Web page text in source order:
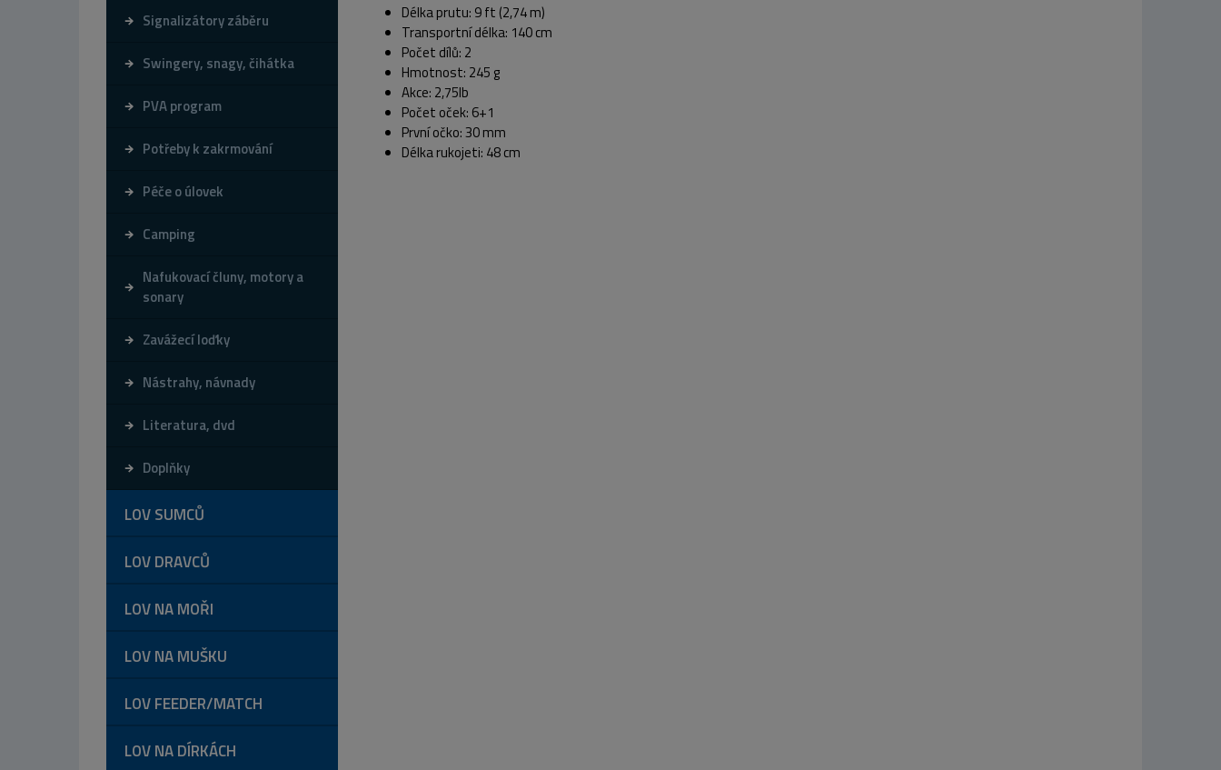
Signalizátory záběru
Swingery, snagy, čihátka
PVA program
Potřeby k zakrmování
Péče o úlovek
Camping
Nafukovací čluny, motory a
sonary
Zavážecí loďky
Nástrahy, návnady
Literatura, dvd
Doplňky
LOV SUMCŮ
LOV DRAVCŮ
LOV NA MOŘI
LOV NA MUŠKU
LOV FEEDER/MATCH
LOV NA DÍRKÁCH
Délka prutu: 9 ft (2,74 m)
Transportní délka: 140 cm
Počet dílů: 2
Hmotnost: 245 g
Akce: 2,75lb
Počet oček: 6+1
První očko: 30 mm
Délka rukojeti: 48 cm